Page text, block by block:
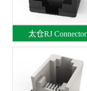
太仓RJ Connector